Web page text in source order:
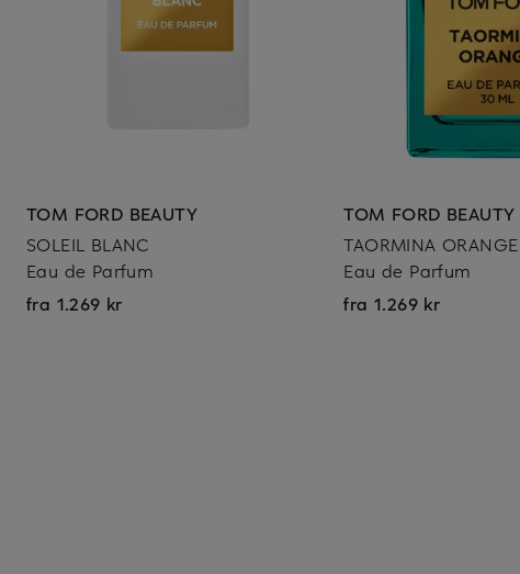
TOM FORD BEAUTY
SOLEIL BLANC
Eau de Parfum
fra 1.269 kr
TOM FORD BEAUTY
TAORMINA ORANGE
Eau de Parfum
fra 1.269 kr